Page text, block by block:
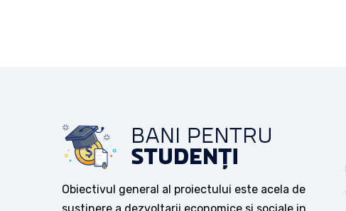
Obiectivul general al proiectului este acela de